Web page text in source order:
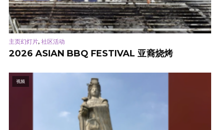
主页幻灯片, 社区活动
2026 ASIAN BBQ FESTIVAL 亚裔烧烤
视频